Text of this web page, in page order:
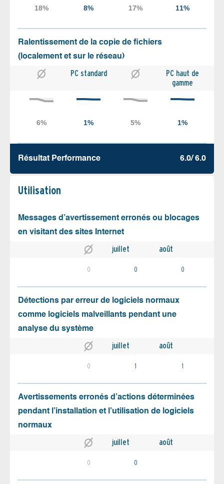
Ralentissement de la copie de fichiers
(localement et sur le réseau)
PC standard
PC haut de
gamme
Résultat Performance 6.0/ 6.0
Utilisation
Messages d’avertissement erronés ou blocages
en visitant des sites Internet
juillet août
0 0 0
Détections par erreur de logiciels normaux
comme logiciels malveillants pendant une
analyse du système
juillet août
0 1 1
Avertissements erronés d’actions déterminées
pendant l’installation et l’utilisation de logiciels
normaux
juillet août
0 0